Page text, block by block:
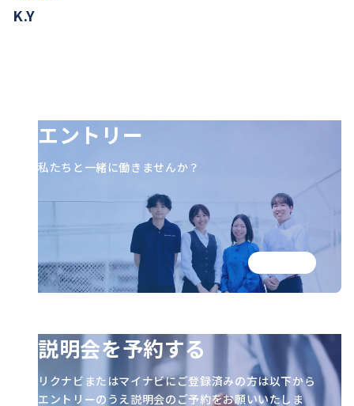
K.Y
エントリー
私たちと一緒に働きませんか？
説明会を予約する
リクナビまたはマイナビにご登録済みの方は以下から
エントリーのうえ説明会のご予約をお願いいたしま